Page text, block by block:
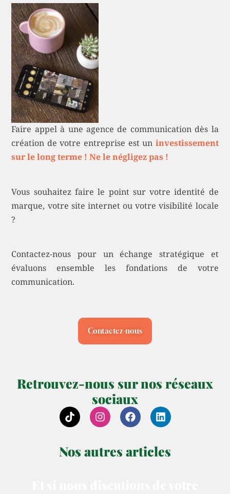
Faire appel à une agence de communication dès la
création de votre entreprise est un investissement
sur le long terme ! Ne le négligez pas !
Vous souhaitez faire le point sur votre identité de
marque, votre site internet ou votre visibilité locale
?
Contactez-nous pour un échange stratégique et
évaluons ensemble les fondations de votre
communication.
Contactez-nous
Retrouvez-nous sur nos réseaux
sociaux
Tiktok InstagramFacebookLinkedin
Nos autres articles